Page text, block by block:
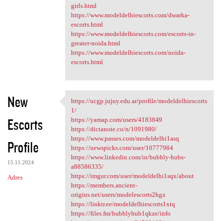
girls.html
https://www.modeldelhiescorts.com/dwarka-
escorts.html
https://www.modeldelhiescorts.com/escorts-in-
greater-noida.html
https://www.modeldelhiescorts.com/noida-
escorts.html
New
Escorts
Profile
15.11.2024
Adres
https://ucgp.jujuy.edu.ar
https://ucgp.jujuy.edu.ar/profile/modeldelhiescorts
1/
https://yamap.com/users/4183849
https://dictanote.co/n/1091980/
https://www.passes.com/modeldelhi1asq
https://newspicks.com/user/10777984
https://www.linkedin.com/in/bubbly-hubs-
a88586335/
https://imgur.com/user/modeldelhi1sqx/about
https://members.ancient-
origins.net/users/modelescorts2hgx
https://linktr.ee/modeldelhiescorts1xtq
https://files.fm/bubblyhub1qkze/info